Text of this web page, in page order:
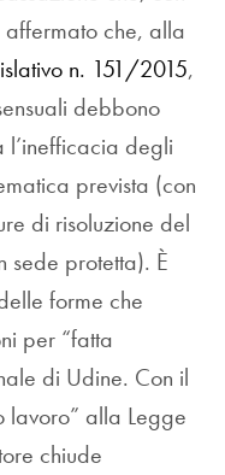
che, alla
n. 151/2015,
debbono
l’inefficacia degli
prevista (con
di risoluzione del
sede protetta). È
forme che
per “fatta
di Udine. Con il
lavoro” alla Legge
chiude